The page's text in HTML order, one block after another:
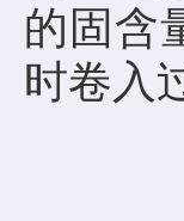
的固含
时卷入